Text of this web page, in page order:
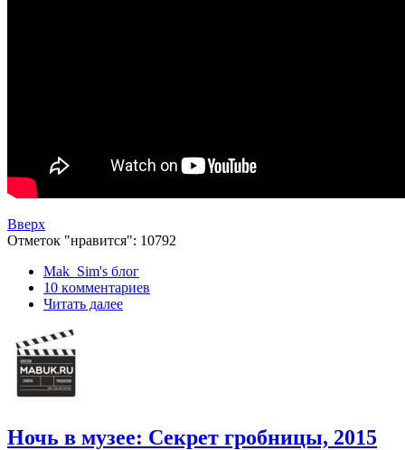
Вверх
Отметок "нравится": 10792
Mak_Sim's блог
10 кoммeнтаpиев
Читать далее
Ночь в музее: Секрет гробницы, 2015